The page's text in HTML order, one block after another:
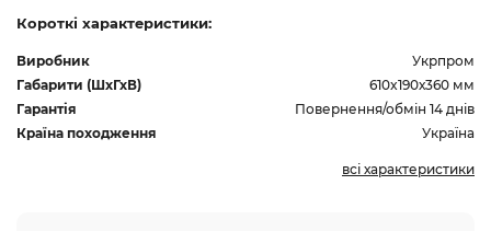
Короткі характеристики:
Виробник
Укрпром
Габарити (ШхГхВ)
610x190х360 мм
Гарантія
Повернення/обмін 14 днів
Країна походження
Україна
всі характеристики